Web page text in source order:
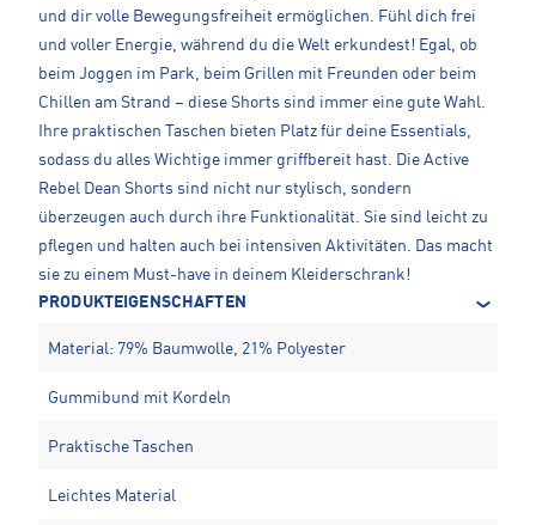
und dir volle Bewegungsfreiheit ermöglichen. Fühl dich frei
und voller Energie, während du die Welt erkundest! Egal, ob
beim Joggen im Park, beim Grillen mit Freunden oder beim
Chillen am Strand – diese Shorts sind immer eine gute Wahl.
Ihre praktischen Taschen bieten Platz für deine Essentials,
sodass du alles Wichtige immer griffbereit hast. Die Active
Rebel Dean Shorts sind nicht nur stylisch, sondern
überzeugen auch durch ihre Funktionalität. Sie sind leicht zu
pflegen und halten auch bei intensiven Aktivitäten. Das macht
sie zu einem Must-have in deinem Kleiderschrank!
PRODUKTEIGENSCHAFTEN
Material: 79% Baumwolle, 21% Polyester
Gummibund mit Kordeln
Praktische Taschen
Leichtes Material